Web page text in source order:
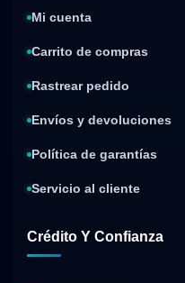
Mi cuenta
Carrito de compras
Rastrear pedido
Envíos y devoluciones
Política de garantías
Servicio al cliente
Crédito Y Confianza